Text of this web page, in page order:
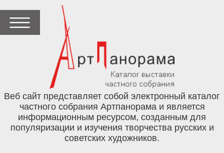
Веб сайт представляет собой электронный каталог
частного собрания Артпанорама и является
информационным ресурсом, созданным для
популяризации и изучения творчества русских и
советских художников.